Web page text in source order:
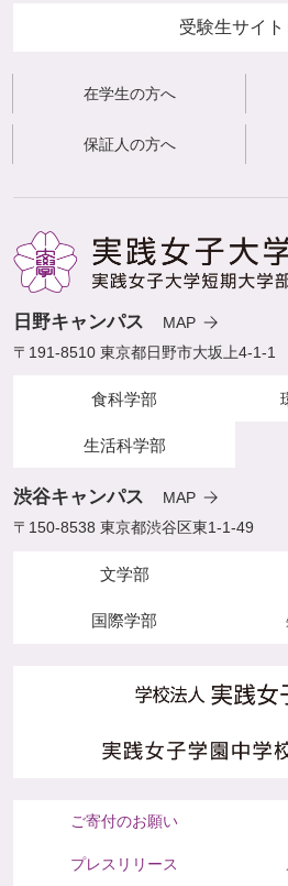
受験生サイト
在学生の方へ
保証人の方へ
日野キャンパス
MAP
〒191-8510 東京都日野市大坂上4-1-1
食科学部
生活科学部
渋谷キャンパス
MAP
〒150-8538 東京都渋谷区東1-1-49
文学部
国際学部
ご寄付のお願い
プレスリリース